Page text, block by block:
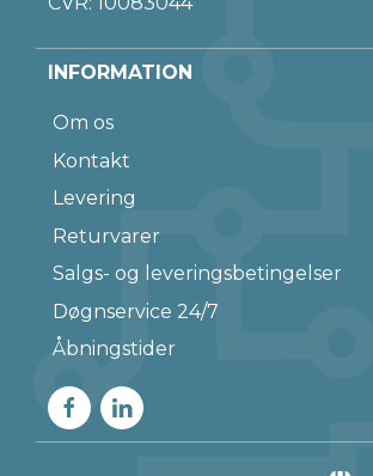
INFORMATION
Om os
Kontakt
Levering
Returvarer
Salgs- og leveringsbetingelser
Døgnservice 24/7
Åbningstider